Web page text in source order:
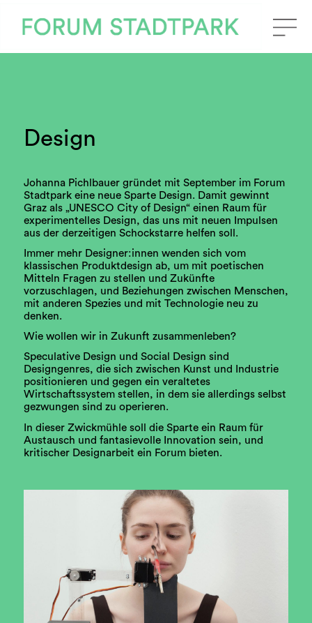
Design
Johanna Pichlbauer gründet mit September im Forum
Stadtpark eine neue Sparte Design. Damit gewinnt
Graz als „UNESCO City of Design“ einen Raum für
experimentelles Design, das uns mit neuen Impulsen
aus der derzeitigen Schockstarre helfen soll.
Immer mehr Designer:innen wenden sich vom
klassischen Produktdesign ab, um mit poetischen
Mitteln Fragen zu stellen und Zukünfte
vorzuschlagen, und Beziehungen zwischen Menschen,
mit anderen Spezies und mit Technologie neu zu
denken.
Wie wollen wir in Zukunft zusammenleben?
Speculative Design und Social Design sind
Designgenres, die sich zwischen Kunst und Industrie
positionieren und gegen ein veraltetes
Wirtschaftssystem stellen, in dem sie allerdings selbst
gezwungen sind zu operieren.
In dieser Zwickmühle soll die Sparte ein Raum für
Austausch und fantasievolle Innovation sein, und
kritischer Designarbeit ein Forum bieten.